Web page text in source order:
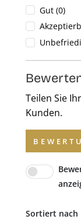
Gut (0)
Teilen Sie
Kunden.
Sortiert nach